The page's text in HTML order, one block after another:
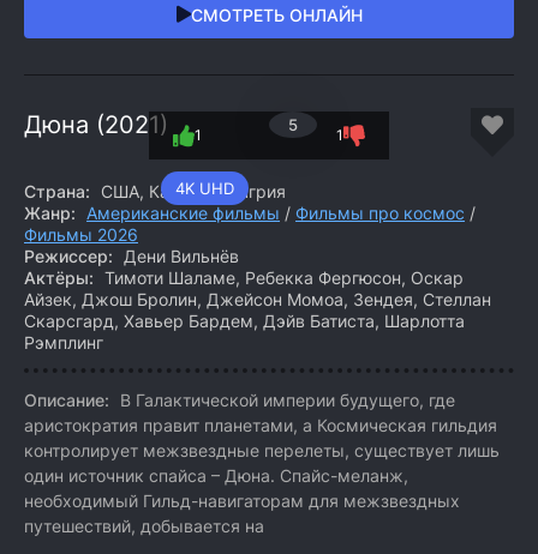
СМОТРЕТЬ ОНЛАЙН
Дюна (2021)
4K UHD
5
1 1
Страна:
США, Канада, Венгрия
Жанр:
Американские фильмы / Фильмы про космос /
Фильмы 2026
Режиссер:
Дени Вильнёв
Актёры: Тимоти Шаламе, Ребекка Фергюсон, Оскар
Айзек, Джош Бролин, Джейсон Момоа, Зендея, Стеллан
Скарсгард, Хавьер Бардем, Дэйв Батиста, Шарлотта
Рэмплинг
Описание:
В Галактической империи будущего, где
аристократия правит планетами, а Космическая гильдия
контролирует межзвездные перелеты, существует лишь
один источник спайса – Дюна. Спайс-меланж,
необходимый Гильд-навигаторам для межзвездных
путешествий, добывается на